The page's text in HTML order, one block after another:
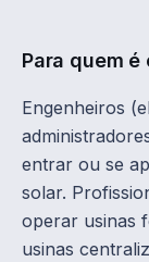
Para quem
Engenheiros
entrar ou se
solar.
operar usinas
usinas